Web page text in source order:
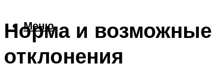
Меню
Норма и возможные
отклонения